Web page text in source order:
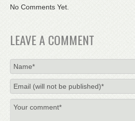
No Comments Yet.
LEAVE A COMMENT